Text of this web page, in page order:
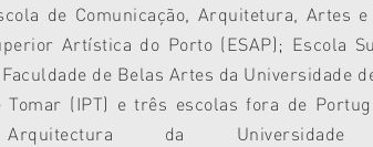
de Comunicação, Arquitetura, Artes
Artística do Porto (ESAP); Escola
de Belas Artes da Universidade
(IPT) e três escolas fora de
da